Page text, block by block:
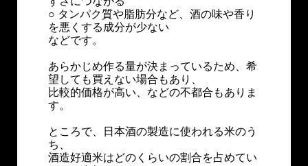
○ タンパク質や脂肪分など、酒の味や香り
を悪くする成分が少ない
などです。
あらかじめ作る量が決まっているため、希
望しても買えない場合もあり、
比較的価格が高い、などの不都合もありま
す。
ところで、日本酒の製造に使われる米のう
ち、
酒造好適米はどのくらいの割合を占めてい